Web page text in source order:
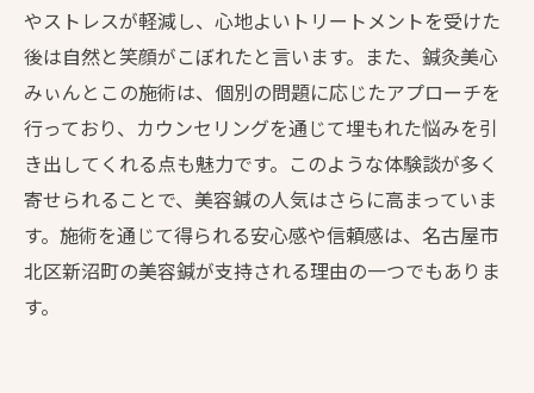
やストレスが軽減し、心地よいトリートメントを受けた
後は自然と笑顔がこぼれたと言います。また、鍼灸美心
みぃんとこの施術は、個別の問題に応じたアプローチを
行っており、カウンセリングを通じて埋もれた悩みを引
き出してくれる点も魅力です。このような体験談が多く
寄せられることで、美容鍼の人気はさらに高まっていま
す。施術を通じて得られる安心感や信頼感は、名古屋市
北区新沼町の美容鍼が支持される理由の一つでもありま
す。